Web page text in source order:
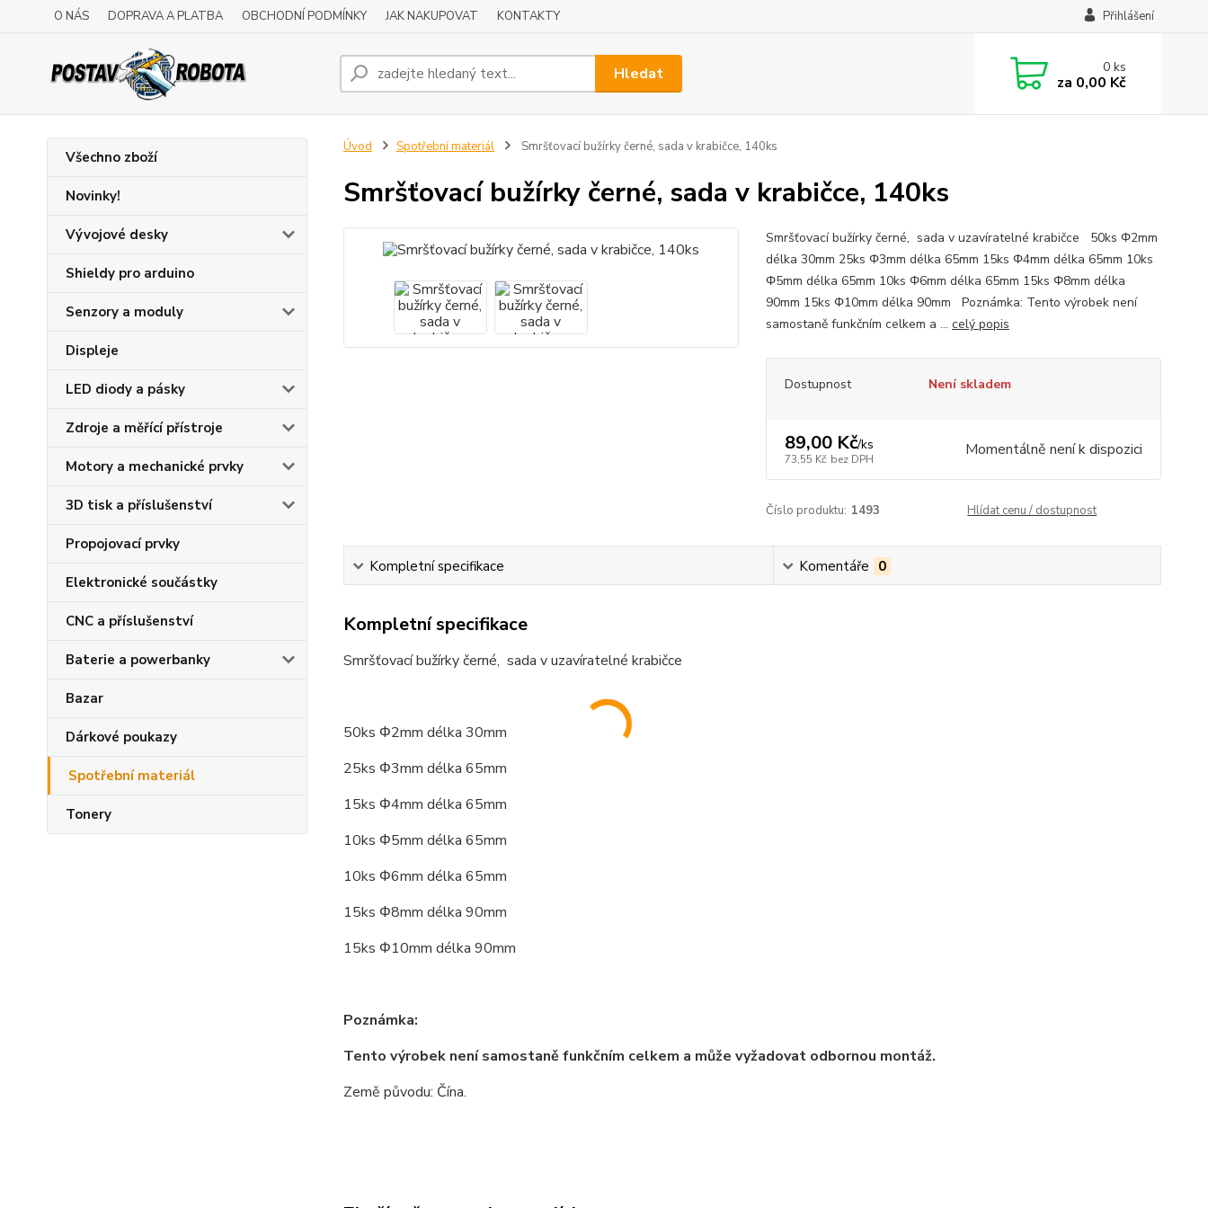
O NÁS DOPRAVA A PLATBA OBCHODNÍ PODMÍNKY JAK NAKUPOVAT KONTAKTY Přihlášení
Hledat 0ks
za 0,00 Kč
Všechno zboží
Novinky!
Vývojové desky
Shieldy pro arduino
Senzory a moduly
Displeje
LED diody a pásky
Zdroje a měřící přístroje
Motory a mechanické prvky
3D tisk a příslušenství
Propojovací prvky
Elektronické součástky
CNC a příslušenství
Baterie a powerbanky
Bazar
Dárkové poukazy
Spotřební materiál
Tonery
Úvod Spotřební materiál Smršťovací bužírky černé, sada v krabičce, 140ks
Smršťovací bužírky černé, sada v krabičce, 140ks
Smršťovací bužírky černé, sada v uzavíratelné krabičce 50ks Φ2mm
délka 30mm 25ks Φ3mm délka 65mm 15ks Φ4mm délka 65mm 10ks
Φ5mm délka 65mm 10ks Φ6mm délka 65mm 15ks Φ8mm délka
90mm 15ks Φ10mm délka 90mm Poznámka: Tento výrobek není
samostaně funkčním celkem a ... celý popis
Dostupnost Není skladem
89,00 Kč/ks
73,55 Kč bez DPH Momentálně není k dispozici
Číslo produktu: 1493 Hlídat cenu / dostupnost
Kompletní specifikace Komentáře 0
Kompletní specifikace
Smršťovací bužírky černé, sada v uzavíratelné krabičce
50ks Φ2mm délka 30mm
25ks Φ3mm délka 65mm
15ks Φ4mm délka 65mm
10ks Φ5mm délka 65mm
10ks Φ6mm délka 65mm
15ks Φ8mm délka 90mm
15ks Φ10mm délka 90mm
Poznámka:
Tento výrobek není samostaně funkčním celkem a může vyžadovat odbornou montáž.
Země původu: Čína.